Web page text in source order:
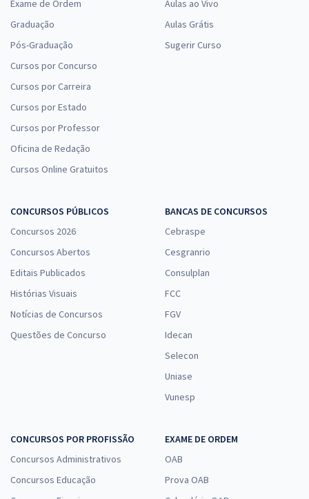
Exame de Ordem
Graduação
Pós-Graduação
Cursos por Concurso
Cursos por Carreira
Cursos por Estado
Cursos por Professor
Oficina de Redação
Cursos Online Gratuitos
Aulas ao Vivo
Aulas Grátis
Sugerir Curso
CONCURSOS PÚBLICOS
Concursos 2026
Concursos Abertos
Editais Publicados
Histórias Visuais
Notícias de Concursos
Questões de Concurso
BANCAS DE CONCURSOS
Cebraspe
Cesgranrio
Consulplan
FCC
FGV
Idecan
Selecon
Uniase
Vunesp
CONCURSOS POR PROFISSÃO
Concursos Administrativos
Concursos Educação
EXAME DE ORDEM
OAB
Prova OAB